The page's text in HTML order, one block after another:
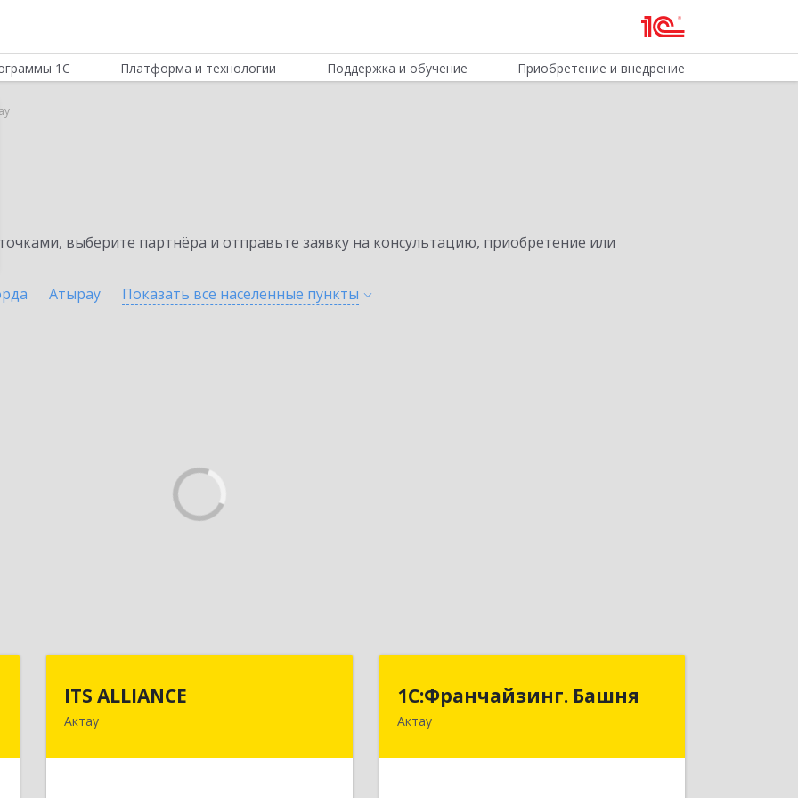
1С Платформа и технологии Поддержка и обучение Приобретение и внедрение
выберите партнёра и отправьте заявку на консультацию, приобретение или
Атырау Показать все населенные пункты
ITS ALLIANCE
Актау
1С:Франчайзинг. Башня
Актау
1С:Франчайзинг. Башня
РК, Мангистауская обл., г. Актау, 2